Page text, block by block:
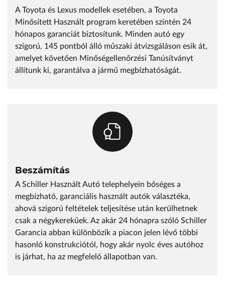
A Toyota és Lexus modellek esetében, a Toyota
Minősített Használt program keretében szintén 24
hónapos garanciát biztosítunk. Minden autó egy
szigorú, 145 pontból álló műszaki átvizsgáláson esik át,
amelyet követően Minőségellenőrzési Tanúsítványt
állítunk ki, garantálva a jármű megbízhatóságát.
Beszámítás
A Schiller Használt Autó telephelyein bőséges a
megbízható, garanciális használt autók választéka,
ahová szigorú feltételek teljesítése után kerülhetnek
csak a négykerekűek. Az akár 24 hónapra szóló Schiller
Garancia abban különbözik a piacon jelen lévő többi
hasonló konstrukciótól, hogy akár nyolc éves autóhoz
is járhat, ha az megfelelő állapotban van.